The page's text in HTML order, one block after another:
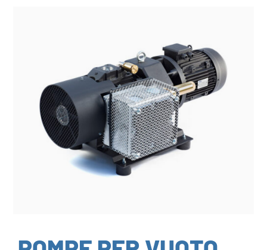
POMPE PER VUOTO